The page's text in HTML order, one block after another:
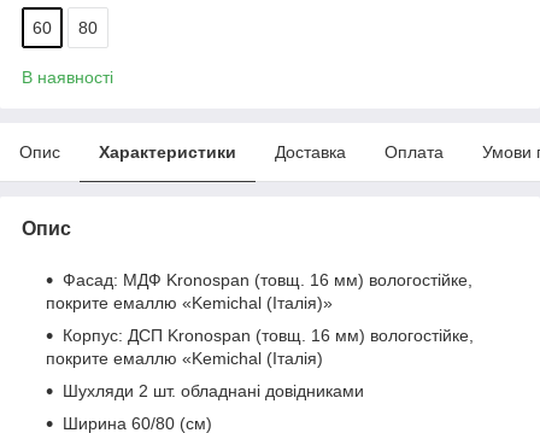
60 80
В наявності
Опис Характеристики Доставка Оплата Умови
Опис
Фасад: МДФ Kronospan (товщ. 16 мм) вологостійке,
покрите емаллю «Kemichal (Італія)»
Корпус: ДСП Kronospan (товщ. 16 мм) вологостійке,
покрите емаллю «Kemichal (Італія)
Шухляди 2 шт. обладнані довідниками
Ширина 60/80 (см)